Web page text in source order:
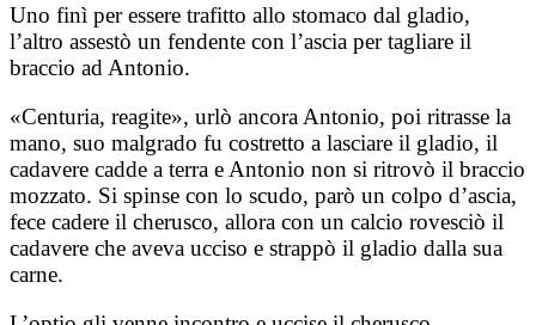
Uno finì per essere trafitto allo stomaco dal gladio,
l’altro assestò un fendente con l’ascia per tagliare il
braccio ad Antonio.
«Centuria, reagite», urlò ancora Antonio, poi ritrasse la
mano, suo malgrado fu costretto a lasciare il gladio, il
cadavere cadde a terra e Antonio non si ritrovò il braccio
mozzato. Si spinse con lo scudo, parò un colpo d’ascia,
fece cadere il cherusco, allora con un calcio rovesciò il
cadavere che aveva ucciso e strappò il gladio dalla sua
carne.